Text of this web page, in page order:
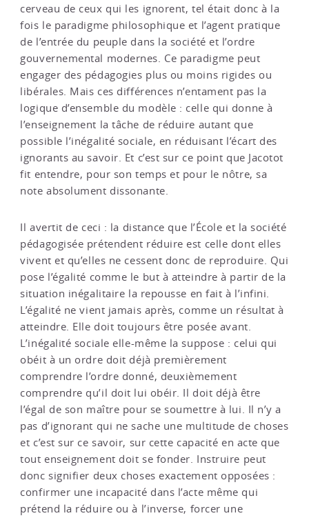
cerveau de ceux qui les ignorent, tel était donc à la
fois le paradigme philosophique et l’agent pratique
de l’entrée du peuple dans la société et l’ordre
gouvernemental modernes. Ce paradigme peut
engager des pédagogies plus ou moins rigides ou
libérales. Mais ces différences n’entament pas la
logique d’ensemble du modèle : celle qui donne à
l’enseignement la tâche de réduire autant que
possible l’inégalité sociale, en réduisant l’écart des
ignorants au savoir. Et c’est sur ce point que Jacotot
fit entendre, pour son temps et pour le nôtre, sa
note absolument dissonante.
Il avertit de ceci : la distance que l’École et la société
pédagogisée prétendent réduire est celle dont elles
vivent et qu’elles ne cessent donc de reproduire. Qui
pose l’égalité comme le but à atteindre à partir de la
situation inégalitaire la repousse en fait à l’infini.
L’égalité ne vient jamais après, comme un résultat à
atteindre. Elle doit toujours être posée avant.
L’inégalité sociale elle-même la suppose : celui qui
obéit à un ordre doit déjà premièrement
comprendre l’ordre donné, deuxièmement
comprendre qu’il doit lui obéir. Il doit déjà être
l’égal de son maître pour se soumettre à lui. Il n’y a
pas d’ignorant qui ne sache une multitude de choses
et c’est sur ce savoir, sur cette capacité en acte que
tout enseignement doit se fonder. Instruire peut
donc signifier deux choses exactement opposées :
confirmer une incapacité dans l’acte même qui
prétend la réduire ou à l’inverse, forcer une